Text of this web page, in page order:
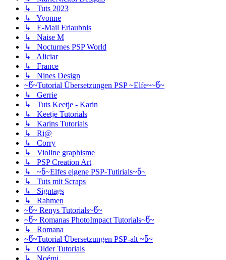
↳ Tuts 2023
↳ Yvonne
↳ E-Mail Erlaubnis
↳ Naise M
↳ Nocturnes PSP World
↳ Aliciar
↳ France
↳ Nines Design
~წ~Tutorial Übersetzungen PSP ~Elfe~~წ~
↳ Gerrie
↳ Tuts Keetje - Karin
↳ Keetje Tutorials
↳ Karins Tutorials
↳ Ri@
↳ Corry
↳ Violine graphisme
↳ PSP Creation Art
↳ ~წ~Elfes eigene PSP-Tutirials~წ~
↳ Tuts mit Scraps
↳ Signtags
↳ Rahmen
~წ~ Renys Tutorials~წ~
~წ~ Romanas PhotoImpact Tutorials~წ~
↳ Romana
~წ~Tutorial Übersetzungen PSP-alt ~წ~
↳ Older Tutorials